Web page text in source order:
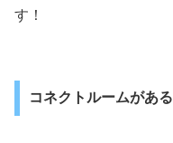
す！
コネクトルームがある